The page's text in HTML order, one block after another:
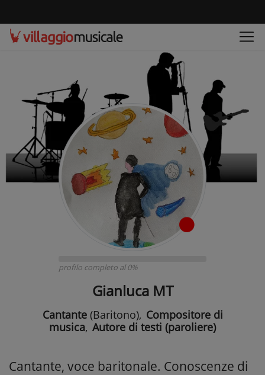
profilo completo al 0%
Gianluca MT
Cantante(Baritono), Compositore di
musica, Autore di testi (paroliere)
Cantante, voce baritonale. Conoscenze di